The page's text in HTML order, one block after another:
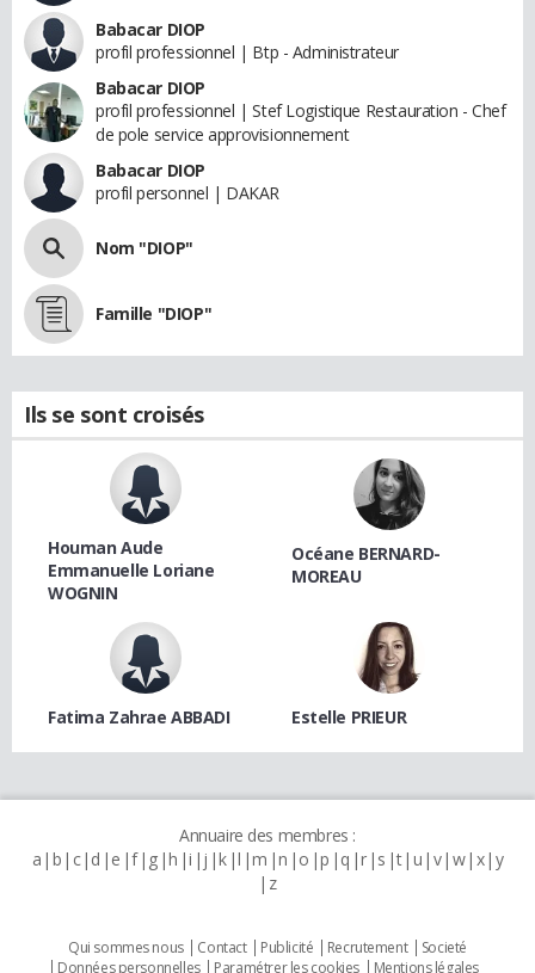
Babacar DIOP
profil professionnel | Btp - Administrateur
Babacar DIOP
profil professionnel | Stef Logistique Restauration - Chef
de pole service approvisionnement
Babacar DIOP
profil personnel | DAKAR
Nom "DIOP"
Famille "DIOP"
Ils se sont croisés
Houman Aude
Emmanuelle Loriane
WOGNIN
Océane BERNARD-
MOREAU
Fatima Zahrae ABBADI Estelle PRIEUR
Annuaire des membres :
a b c d e f g h i j k l m n o p q r s t u v w x y
z
Qui sommes nous Contact Publicité Recrutement
Societé
Données personnelles
Paramétrer les cookies Mentions légales